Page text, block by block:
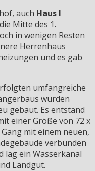
auch Haus I
Mitte des 1.
in wenigen Resten
Herrenhaus
und es gab
umfangreiche
wurden
gebaut. Es entstand
einer Größe von 72 x
mit einem neuen,
verbunden
lag ein Wasserkanal
Landgut.